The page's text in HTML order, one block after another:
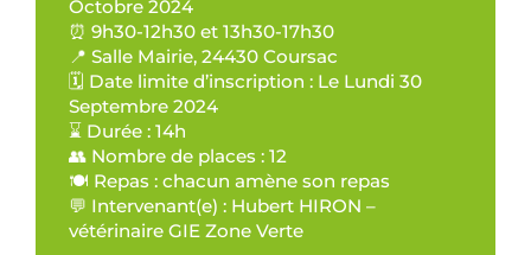
Octobre 2024
⏰ 9h30-12h30 et 13h30-17h30
📍 Salle Mairie, 24430 Coursac
🗓️ Date limite d’inscription : Le Lundi 30
Septembre 2024
⌛ Durée : 14h
👥 Nombre de places : 12
🍽️ Repas : chacun amène son repas
💬 Intervenant(e) : Hubert HIRON –
vétérinaire GIE Zone Verte